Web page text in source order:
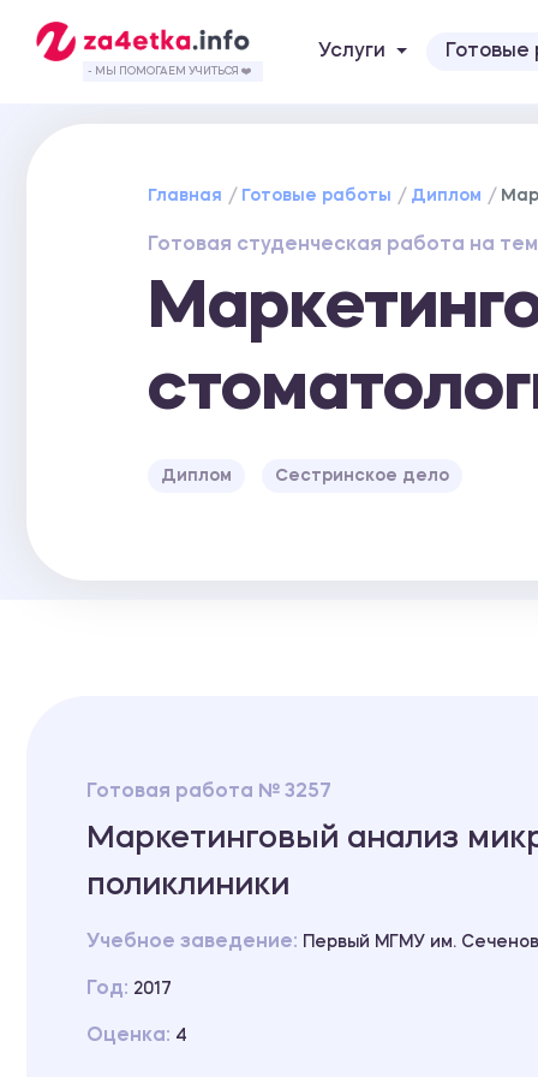
- МЫ ПОМОГАЕМ УЧИТЬСЯ ❤️
Услуги
Главная Готовые работы Диплом
Готовая студенческая работа на
Диплом Сестринское дело
Готовая работа № 3257
Маркетинговый анализ
поликлиники
Учебное заведение: Первый МГМУ им.
Год: 2017
Оценка: 4